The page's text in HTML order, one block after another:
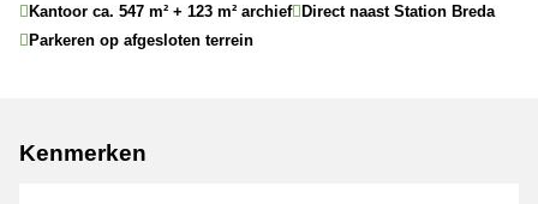
Kantoor ca. 547 m² + 123 m² archief
Direct naast Station Breda
Parkeren op afgesloten terrein
Kenmerken